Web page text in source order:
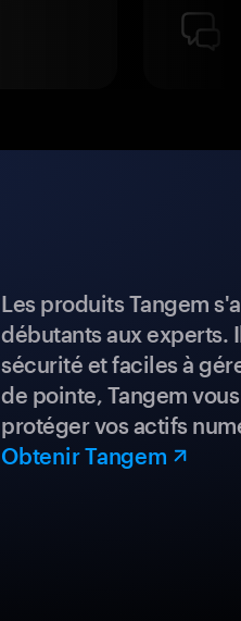
Les produits Tangem
débutants aux experts.
sécurité et faciles à
de pointe, Tangem
protéger vos actifs
Obtenir Tangem